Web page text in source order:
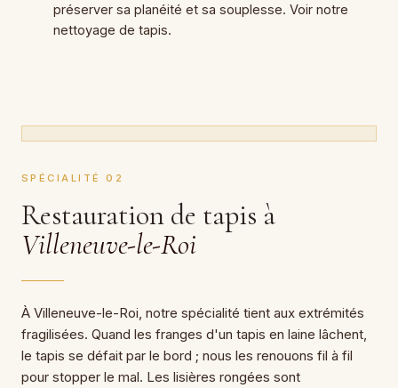
préserver sa planéité et sa souplesse. Voir notre
nettoyage de tapis.
SPÉCIALITÉ 02
Restauration de tapis à
Villeneuve-le-Roi
À Villeneuve-le-Roi, notre spécialité tient aux extrémités
fragilisées. Quand les franges d'un tapis en laine lâchent,
le tapis se défait par le bord ; nous les renouons fil à fil
pour stopper le mal. Les lisières rongées sont